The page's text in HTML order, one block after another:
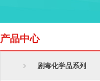
产品中心
剧毒化学品系列